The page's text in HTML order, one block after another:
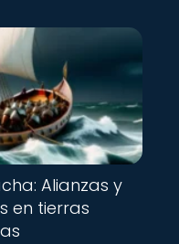
Alianzas y
en tierras